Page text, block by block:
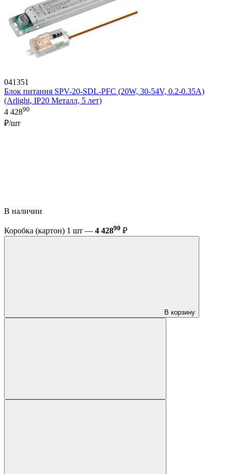
041351
Блок питания SPV-20-SDL-PFC (20W, 30-54V, 0.2-0.35A)
(Arlight, IP20 Металл, 5 лет)
4 42890
₽/шт
В наличии
Коробка (картон) 1 шт — 4 42890 ₽
В корзину